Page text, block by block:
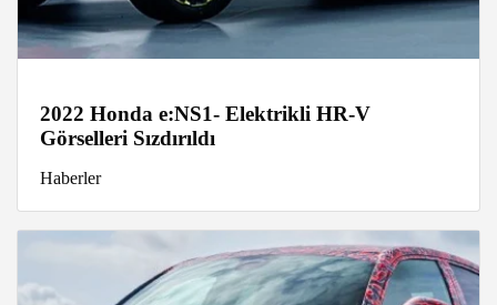
2022 Honda e:NS1- Elektrikli HR-V
Görselleri Sızdırıldı
Haberler